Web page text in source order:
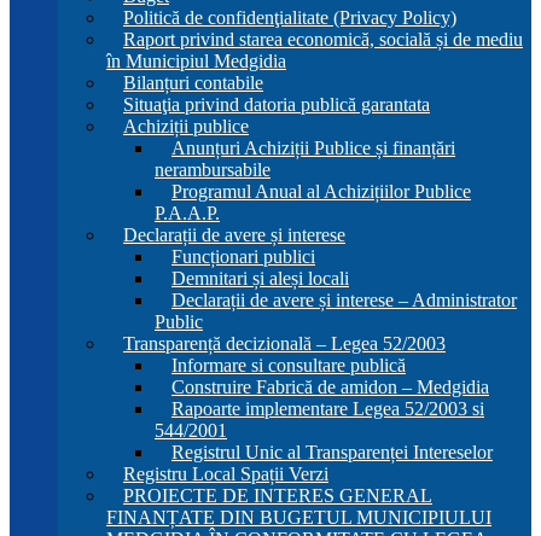
Politică de confidenţialitate (Privacy Policy)
Raport privind starea economică, socială și de mediu
în Municipiul Medgidia
Bilanțuri contabile
Situaţia privind datoria publică garantata
Achiziții publice
Anunțuri Achiziții Publice și finanțări
nerambursabile
Programul Anual al Achizițiilor Publice
P.A.A.P.
Declarații de avere și interese
Funcționari publici
Demnitari și aleși locali
Declarații de avere și interese – Administrator
Public
Transparență decizională – Legea 52/2003
Informare si consultare publică
Construire Fabrică de amidon – Medgidia
Rapoarte implementare Legea 52/2003 si
544/2001
Registrul Unic al Transparenței Intereselor
Registru Local Spații Verzi
PROIECTE DE INTERES GENERAL
FINANȚATE DIN BUGETUL MUNICIPIULUI